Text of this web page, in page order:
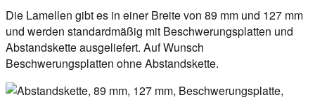
Die Lamellen gibt es in einer Breite von 89 mm und 127 mm
und werden standardmäßig mit Beschwerungsplatten und
Abstandskette ausgeliefert. Auf Wunsch
Beschwerungsplatten ohne Abstandskette.